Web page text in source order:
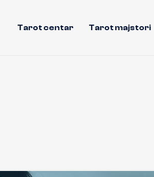
Tarot centar Tarot majstori